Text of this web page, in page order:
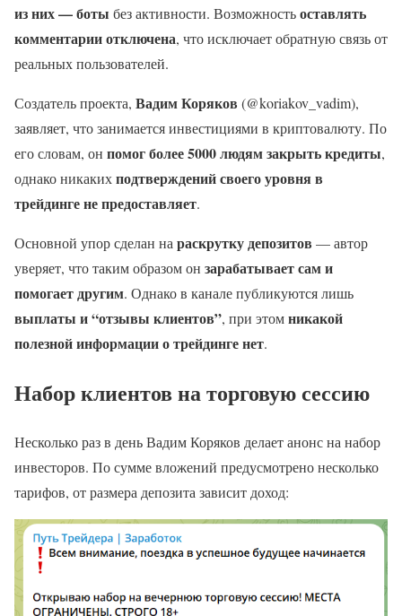
из них — боты без активности. Возможностьоставлять
комментарии отключена, что исключает обратную связь от
реальных пользователей.
Создатель проекта, Вадим Коряков (@koriakov_vadim),
заявляет, что занимается инвестициями в криптовалюту. По
его словам, он помог более 5000 людям закрыть кредиты,
однако никакихподтверждений своего уровня в
трейдинге не предоставляет.
Основной упор сделан нараскрутку депозитов — автор
уверяет, что таким образом он зарабатывает сам и
помогает другим. Однако в канале публикуются лишь
выплаты и “отзывы клиентов”, при этомникакой
полезной информации о трейдинге нет.
Набор клиентов на торговую сессию
Несколько раз в день Вадим Коряков делает анонс на набор
инвесторов. По сумме вложений предусмотрено несколько
тарифов, от размера депозита зависит доход: